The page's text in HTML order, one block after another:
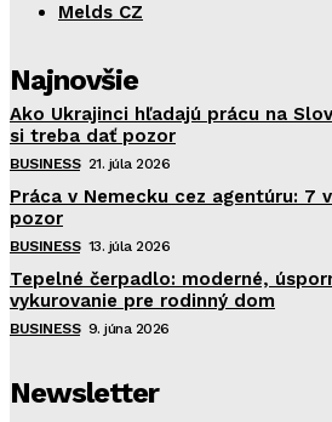
Melds CZ
Najnovšie
Ako Ukrajinci hľadajú prácu na
si treba dať pozor
BUSINESS 21. júla 2026
Práca v Nemecku cez agentúru: 7
pozor
BUSINESS 13. júla 2026
Tepelné čerpadlo: moderné,
vykurovanie pre rodinný dom
BUSINESS 9. júna 2026
Newsletter